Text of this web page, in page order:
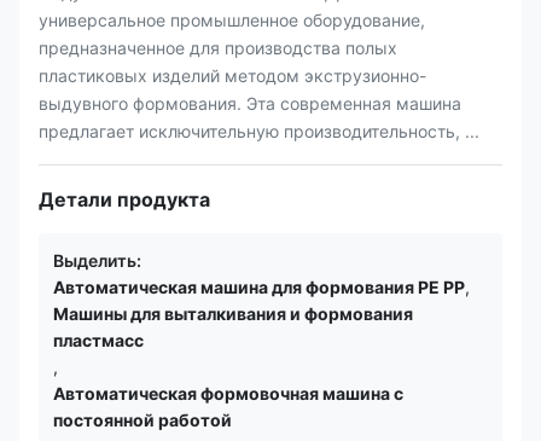
универсальное промышленное оборудование,
предназначенное для производства полых
пластиковых изделий методом экструзионно-
выдувного формования. Эта современная машина
предлагает исключительную производительность, ...
Детали продукта
Выделить:
Автоматическая машина для формования PE PP,
Машины для выталкивания и формования
пластмасс
,
Автоматическая формовочная машина с
постоянной работой